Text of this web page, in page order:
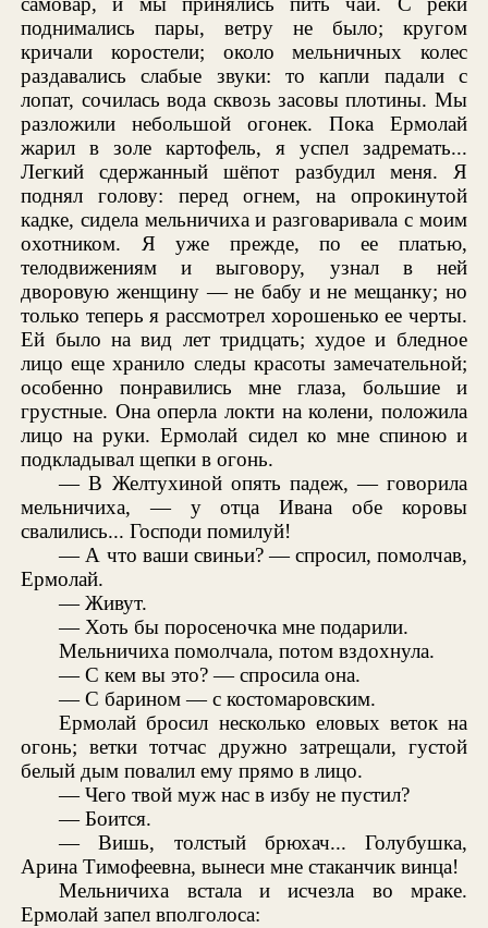
поднимались пары, ветру не было; кругом
кричали коростели; около мельничных колес
раздавались слабые звуки: то капли падали с
лопат, сочилась вода сквозь засовы плотины. Мы
разложили небольшой огонек. Пока Ермолай
жарил в золе картофель, я успел задремать...
Легкий сдержанный шёпот разбудил меня. Я
поднял голову: перед огнем, на опрокинутой
кадке, сидела мельничиха и разговаривала с моим
охотником. Я уже прежде, по ее платью,
телодвижениям и выговору, узнал в ней
дворовую женщину — не бабу и не мещанку; но
только теперь я рассмотрел хорошенько ее черты.
Ей было на вид лет тридцать; худое и бледное
лицо еще хранило следы красоты замечательной;
особенно понравились мне глаза, большие и
грустные. Она оперла локти на колени, положила
лицо на руки. Ермолай сидел ко мне спиною и
подкладывал щепки в огонь.
— В Желтухиной опять падеж, — говорила
мельничиха, — у отца Ивана обе коровы
свалились... Господи помилуй!
— А что ваши свиньи? — спросил, помолчав,
Ермолай.
— Живут.
— Хоть бы поросеночка мне подарили.
Мельничиха помолчала, потом вздохнула.
— С кем вы это? — спросила она.
— С барином — с костомаровским.
Ермолай бросил несколько еловых веток на
огонь; ветки тотчас дружно затрещали, густой
белый дым повалил ему прямо в лицо.
— Чего твой муж нас в избу не пустил?
— Боится.
— Вишь, толстый брюхач... Голубушка,
Арина Тимофеевна, вынеси мне стаканчик винца!
Мельничиха встала и исчезла во мраке.
Ермолай запел вполголоса: